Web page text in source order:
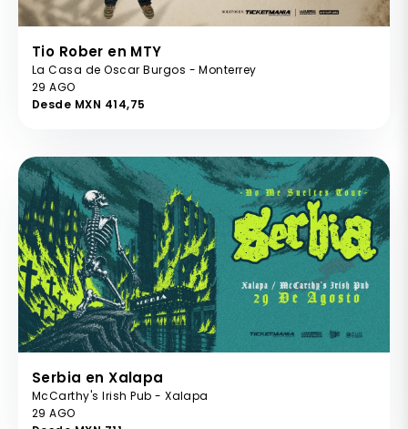
Tio Rober en MTY
La Casa de Oscar Burgos - Monterrey
29 AGO
Desde MXN 414,75
Serbia en Xalapa
McCarthy's Irish Pub - Xalapa
29 AGO